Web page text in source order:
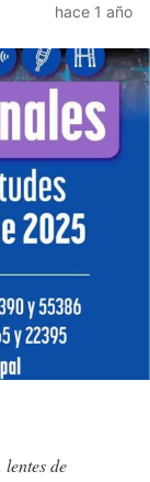
hace 1 año
de